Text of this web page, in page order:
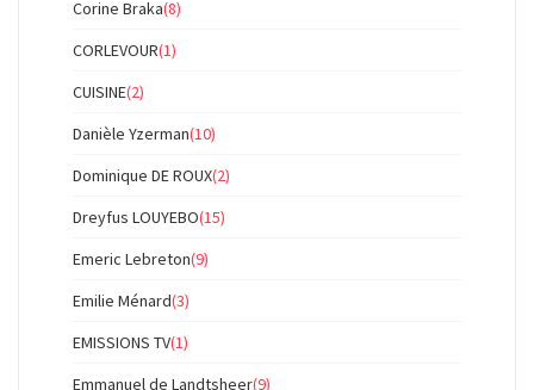
Corine Braka(8)
CORLEVOUR(1)
CUISINE(2)
Danièle Yzerman(10)
Dominique DE ROUX(2)
Dreyfus LOUYEBO(15)
Emeric Lebreton(9)
Emilie Ménard(3)
EMISSIONS TV(1)
Emmanuel de Landtsheer(9)